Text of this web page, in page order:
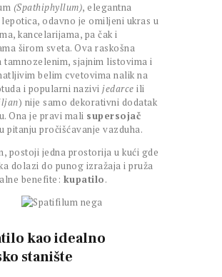
(Spathiphyllum), elegantna
odavno je omiljeni ukras u
kancelarijama, pa čak i
širom sveta. Ova raskošna
tamnozelenim, sjajnim listovima i
belim cvetovima nalik na
i popularni nazivi jedarce ili
) nije samo dekorativni dodatak
Ona je pravi mali supersojač
pitanju pročišćavanje vazduha.
postoji jedna prostorija u kući gde
dolazi do punog izražaja i pruža
benefite: kupatilo.
kao idealno
stanište